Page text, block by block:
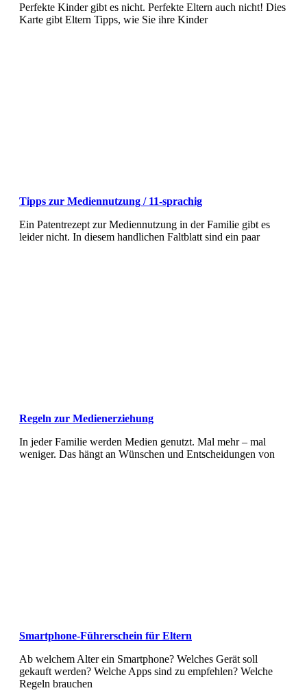
Perfekte Kinder gibt es nicht. Perfekte Eltern auch nicht! Dies
Karte gibt Eltern Tipps, wie Sie ihre Kinder
Tipps zur Mediennutzung / 11-sprachig
Ein Patentrezept zur Mediennutzung in der Familie gibt es
leider nicht. In diesem handlichen Faltblatt sind ein paar
Regeln zur Medienerziehung
In jeder Familie werden Medien genutzt. Mal mehr – mal
weniger. Das hängt an Wünschen und Entscheidungen von
Smartphone-Führerschein für Eltern
Ab welchem Alter ein Smartphone? Welches Gerät soll
gekauft werden? Welche Apps sind zu empfehlen? Welche
Regeln brauchen